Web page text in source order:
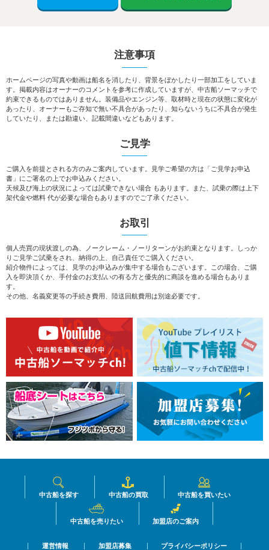
注意事項
ホームページの写真や動画は船名を消したり、背景をぼかしたり一部加工をしていま
す。掲載内容はオーナーのコメントを参考に作成していますが、中古船ソーマッチで
約束できるものではありません。装備品やエンジン等、取材時と現在の状態に変化が
あったり、オーナーもご存知で無い不具合があったり、知らないうちに不具合が発生
していたり、または勘違い、記載間違いなどもあります。
ご見学
ご購入を前提とされる方のみご案内しています。見学ご希望の方は「ご見学お申込
書」にご署名の上でお申込みください。
天候及び海上の状況によっては試乗できない場合 もあります。また、試乗の際は上下
架代金や燃料 代が必要な場合もありますのでご了承ください。
お取引
個人売買の現状渡しの為、ノークレーム・ノーリターンがお約束となります。しっか
りご見学ご試乗をされ、納得の上、自己責任でご購入ください。
紹介物件によっては、見学のお申込みが集中する場合もございます。この場合、ご購
入を即決頂くか、手付金のお支払いの有る方と優先的に商談を進める場合もありま
す。
その他、名義変更等の手続き費用、陸送回航費用は別途必要です。
中古船を探す 中古船の買取 中古船を買いたい
中古船を売りたい 加盟店のご案内
運営情報 加盟店募集 プライバシーポリシー